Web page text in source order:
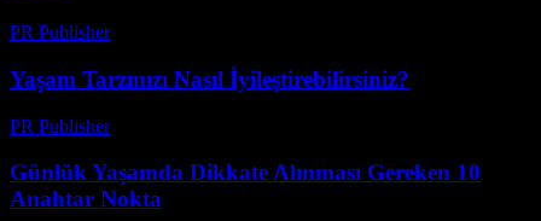
PR Publisher-
Yaşam Tarzınızı Nasıl İyileştirebilirsiniz?
PR Publisher-
Günlük Yaşamda Dikkate Alınması Gereken 10
Anahtar Nokta